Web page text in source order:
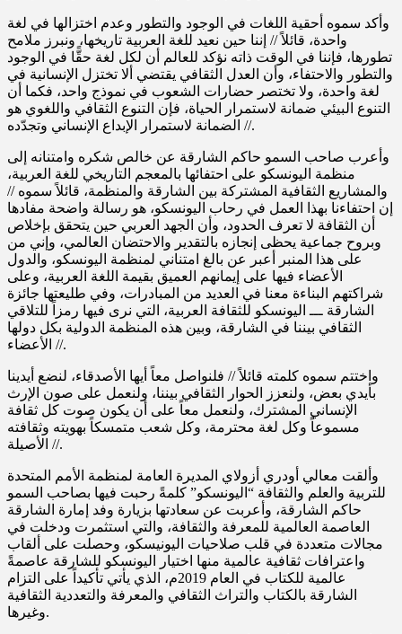
وأكد سموه أحقية اللغات في الوجود والتطور وعدم اختزالها في لغة
واحدة، قائلاً // إننا حين نعيد للغة العربية تاريخها، ونبرز ملامح
تطورها، فإننا في الوقت ذاته نؤكد للعالم أن لكل لغة حقًّا في الوجود
والتطور والاحتفاء، وأن العدل الثقافي يقتضي ألا تختزل الإنسانية في
لغة واحدة، ولا تختصر حضارات الشعوب في نموذج واحد، فكما أن
التنوع البيئي ضمانة لاستمرار الحياة، فإن التنوع الثقافي واللغوي هو
الضمانة لاستمرار الإبداع الإنساني وتجدّده //.
وأعرب صاحب السمو حاكم الشارقة عن خالص شكره وامتنانه إلى
منظمة اليونسكو على احتفائها بالمعجم التاريخي للغة العربية،
والمشاريع الثقافية المشتركة بين الشارقة والمنظمة، قائلاً سموه //
إن احتفاءنا بهذا العمل في رحاب اليونسكو، هو رسالة واضحة مفادها
أن الثقافة لا تعرف الحدود، وأن الجهد العربي حين يتحقق بإخلاص
وبروح جماعية يحظى إنجازه بالتقدير والاحتضان العالمي، وإني من
على هذا المنبر أعبر عن بالغ امتناني لمنظمة اليونسكو، والدول
الأعضاء فيها على إيمانهم العميق بقيمة اللغة العربية، وعلى
شراكتهم البناءة معنا في العديد من المبادرات، وفي طليعتها جائزة
الشارقة ـــ اليونسكو للثقافة العربية، التي نرى فيها رمزاً للتلاقي
الثقافي بيننا في الشارقة، وبين هذه المنظمة الدولية بكل دولها
الأعضاء //.
واختتم سموه كلمته قائلاً // فلنواصل معاً أيها الأصدقاء، لنضع أيدينا
بأيدي بعض، ولنعزز الحوار الثقافي بيننا، ولنعمل على صون الإرث
الإنساني المشترك، ولنعمل معاً على أن يكون صوت كل ثقافة
مسموعاً وكل لغة محترمة، وكل شعب متمسكاً بهويته وثقافته
الأصيلة //.
وألقت معالي أودري أزولاي المديرة العامة لمنظمة الأمم المتحدة
للتربية والعلم والثقافة “اليونسكو” كلمةً رحبت فيها بصاحب السمو
حاكم الشارقة، وأعربت عن سعادتها بزيارة وفد إمارة الشارقة
العاصمة العالمية للمعرفة والثقافة، والتي استثمرت ودخلت في
مجالات متعددة في قلب صلاحيات اليونيسكو، وحصلت على ألقاب
واعترافات ثقافية عالمية منها اختيار اليونسكو للشارقة عاصمةً
عالمية للكتاب في العام 2019م، الذي يأتي تأكيداً على التزام
الشارقة بالكتاب والتراث الثقافي والمعرفة والتعددية الثقافية
وغيرها.